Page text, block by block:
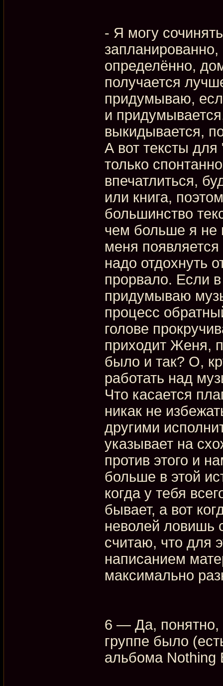
- Я могу
запланированно,
определённо,
получается
придумываю,
и
выкидывается,
А вот тексты
только
впечатлиться,
или книга,
большинство
чем больше я не
меня
надо отдохнуть
прорвало. Если
придумываю
процесс
голове
приходит Женя,
было и так? О,
работать над
Что касается
никак не
другими
указывает на
против этого и
больше в этой
когда у тебя
бывает, а вот
неволей ловишь
считаю, что для
написанием
максимально
6 — Да, понятно,
группе было
альбома Nothing